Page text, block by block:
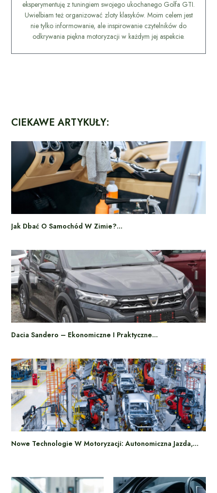
eksperymentuję z tuningiem swojego ukochanego Golfa GTI.
Uwielbiam też organizować zloty klasyków. Moim celem jest
nie tylko informowanie, ale inspirowanie czytelników do
odkrywania piękna motoryzacji w każdym jej aspekcie.
CIEKAWE ARTYKUŁY:
Jak Dbać O Samochód W Zimie?…
Dacia Sandero – Ekonomiczne I Praktyczne…
Nowe Technologie W Motoryzacji: Autonomiczna Jazda,…